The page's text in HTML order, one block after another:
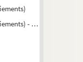
- Esquisses